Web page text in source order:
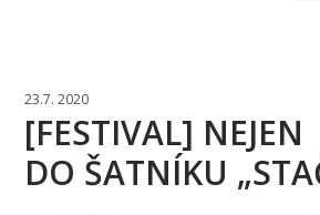
23.7. 2020
[FESTIVAL] NEJEN
DO ŠATNÍKU